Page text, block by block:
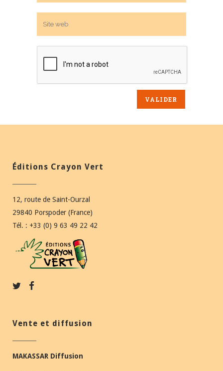
Éditions Crayon Vert
12, route de Saint-Ourzal
29840 Porspoder (France)
Tél. : +33 (0) 9 63 49 22 42
Vente et diffusion
MAKASSAR Diffusion